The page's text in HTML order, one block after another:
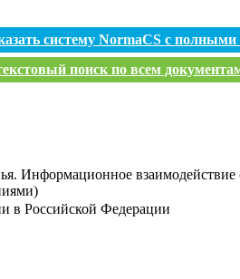
систему NormaCS с
поиск по всем
Информационное
в Российской Федерации